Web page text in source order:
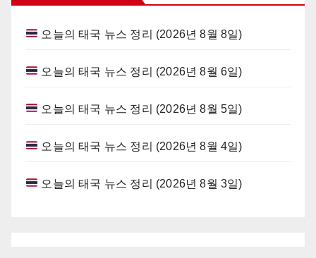
오늘의 태국 뉴스 정리 (2026년 8월 8일)
오늘의 태국 뉴스 정리 (2026년 8월 6일)
오늘의 태국 뉴스 정리 (2026년 8월 5일)
오늘의 태국 뉴스 정리 (2026년 8월 4일)
오늘의 태국 뉴스 정리 (2026년 8월 3일)